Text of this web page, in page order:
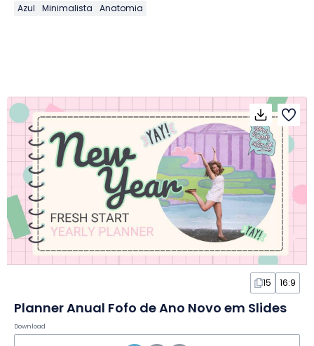
Azul Minimalista Anatomia
15 16:9
Planner Anual Fofo de Ano Novo em Slides
Download